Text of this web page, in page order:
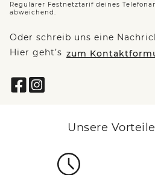
Regulärer Festnetztarif deines
abweichend.
Oder schreib uns eine
Hier geht’s zum
Unsere